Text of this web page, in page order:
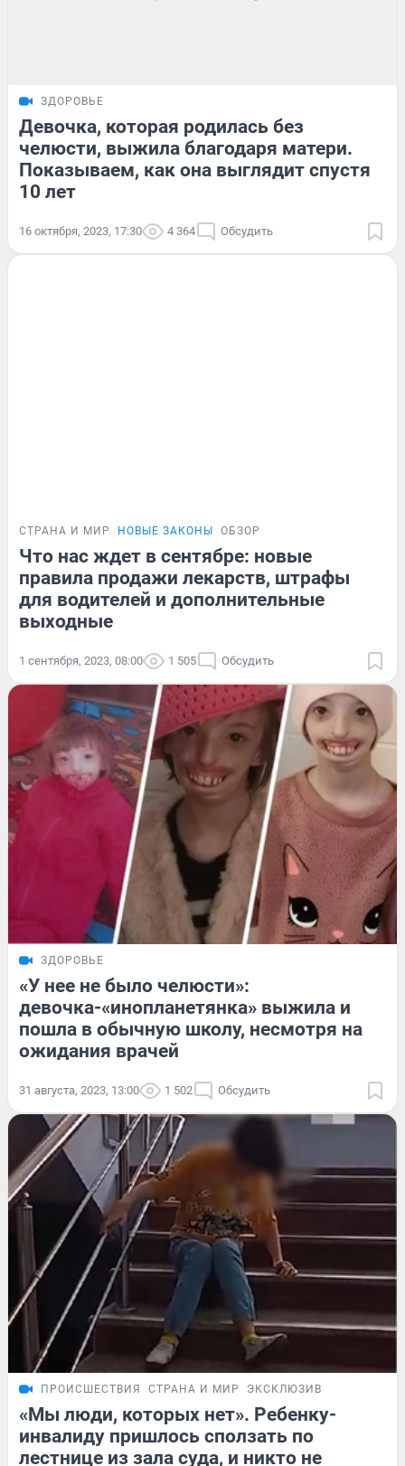
ЗДОРОВЬЕ
Девочка, которая родилась без
челюсти, выжила благодаря матери.
Показываем, как она выглядит спустя
10 лет
16 октября, 2023, 17:30 4 364 Обсудить
СТРАНА И МИР НОВЫЕ ЗАКОНЫ ОБЗОР
Что нас ждет в сентябре: новые
правила продажи лекарств, штрафы
для водителей и дополнительные
выходные
1 сентября, 2023, 08:00 1 505 Обсудить
ЗДОРОВЬЕ
«У нее не было челюсти»:
девочка-«инопланетянка» выжила и
пошла в обычную школу, несмотря на
ожидания врачей
31 августа, 2023, 13:00 1 502 Обсудить
ПРОИСШЕСТВИЯ СТРАНА И МИР ЭКСКЛЮЗИВ
«Мы люди, которых нет». Ребенку-
инвалиду пришлось сползать по
лестнице из зала суда, и никто не